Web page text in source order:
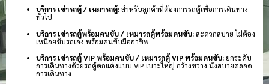
บริการ เช่ารถตู้ / เหมารถตู้:สำหรับลูกค้าที่ต้องการรถตู้เพื่อการเดินทาง
ทั่วไป
บริการ เช่ารถตู้พร้อมคนขับ / เหมารถตู้พร้อมคนขับ:สะดวกสบาย ไม่ต้อง
เหนื่อยขับรถเอง พร้อมคนขับมืออาชีพ
บริการ เช่ารถตู้ VIP พร้อมคนขับ / เหมารถตู้ VIP พร้อมคนขับ: ยกระดับ
การเดินทางด้วยรถตู้ตกแต่งแบบ VIP เบาะใหญ่ กว้างขวาง นั่งสบายตลอด
การเดินทาง